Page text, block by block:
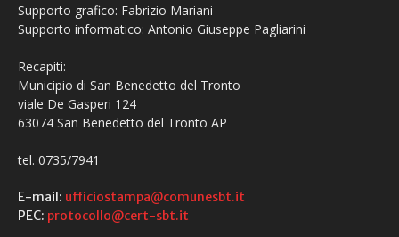
Supporto grafico: Fabrizio Mariani
Supporto informatico: Antonio Giuseppe Pagliarini
Recapiti:
Municipio di San Benedetto del Tronto
viale De Gasperi 124
63074 San Benedetto del Tronto AP
tel. 0735/7941
E-mail: ufficiostampa@comunesbt.it
PEC: protocollo@cert-sbt.it